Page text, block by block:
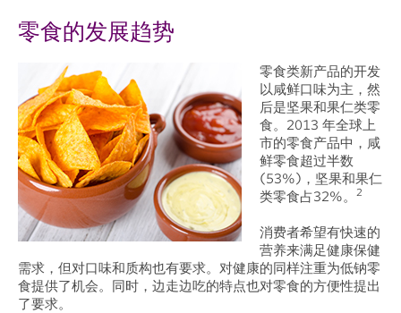
零食的发展趋势
零食类新产品的开发
以咸鲜口味为主，然
后是坚果和果仁类零
食。2013 年全球上
市的零食产品中，咸
鲜零食超过半数
(53%)，坚果和果仁
类零食占32%。
2
消费者希望有快速的
营养来满足健康保健
需求，但对口味和质构也有要求。对健康的同样注重为低钠零
食提供了机会。同时，边走边吃的特点也对零食的方便性提出
了要求。